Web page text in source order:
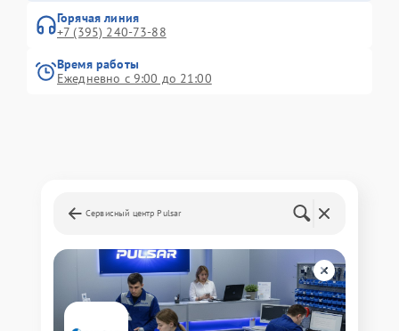
Горячая линия
+7 (395) 240-73-88
Время работы
Ежедневно с 9:00 до 21:00
Сервисный центр Pulsar